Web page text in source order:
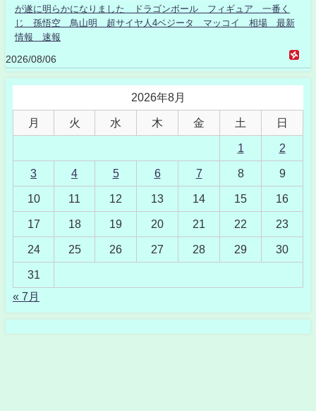
が遂に明らかになりました ドラゴンボール フィギュア 一番く
じ 孫悟空 鳥山明 超サイヤ人4ベジータ マッコイ 相場 最新
情報 速報
2026/08/06
2026年8月
月 火 水 木 金 土 日
1 2
3 4 5 6 7 8 9
10 11 12 13 14 15 16
17 18 19 20 21 22 23
24 25 26 27 28 29 30
31
« 7月